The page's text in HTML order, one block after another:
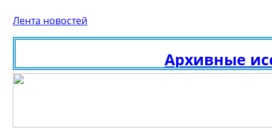
Лента новостей
Архивные